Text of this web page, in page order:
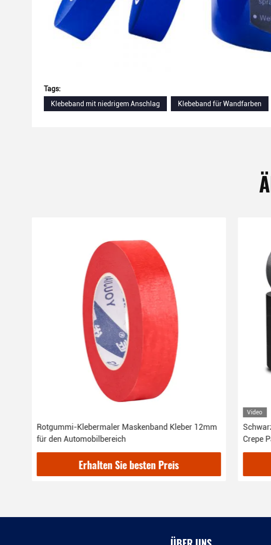
Tags:
Klebeband mit niedrigem Anschlag
Klebeband für Wandfarben
Rotgummi-Klebermaler Maskenband Kleber 12mm
für den Automobilbereich
Erhalten Sie besten Preis
Video
Crepe